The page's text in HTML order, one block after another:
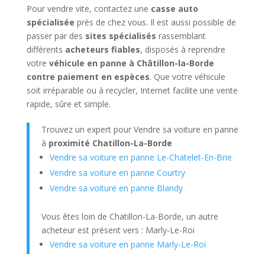
Pour vendre vite, contactez une casse auto
spécialisée près de chez vous. Il est aussi possible de
passer par des sites spécialisés rassemblant
différents acheteurs fiables, disposés à reprendre
votre véhicule en panne à Châtillon-la-Borde
contre paiement en espèces. Que votre véhicule
soit irréparable ou à recycler, Internet facilite une vente
rapide, sûre et simple.
Trouvez un expert pour Vendre sa voiture en panne
à proximité Chatillon-La-Borde
Vendre sa voiture en panne Le-Chatelet-En-Brie
Vendre sa voiture en panne Courtry
Vendre sa voiture en panne Blandy
Vous êtes loin de Chatillon-La-Borde, un autre
acheteur est présent vers : Marly-Le-Roi
Vendre sa voiture en panne Marly-Le-Roi